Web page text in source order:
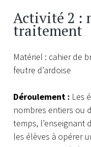
Activité 2 :
traitement
Matériel : cahier de
feutre d’ardoise
Déroulement : Les
nombres entiers ou
temps, l’enseignant
les élèves à opérer